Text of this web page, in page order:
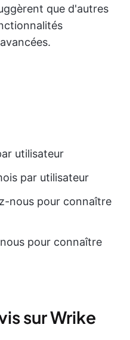
que d'autres
utilisateur
par utilisateur
nous pour connaître
pour connaître
sur Wrike